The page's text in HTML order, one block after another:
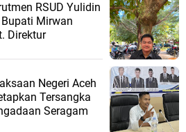
RSUD Yulidin
Mirwan
Direktur
Negeri Aceh
Tersangka
Seragam